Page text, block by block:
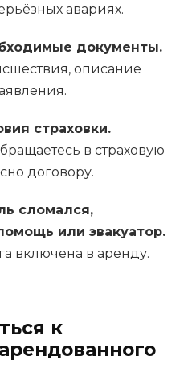
авариях.
документы.
описание
страховки.
в страховую
договору.
сломался,
или эвакуатор.
включена в аренду.
к